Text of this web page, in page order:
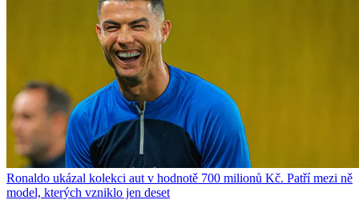
Ronaldo ukázal kolekci aut v hodnotě 700 milionů Kč. Patří mezi ně
model, kterých vzniklo jen deset